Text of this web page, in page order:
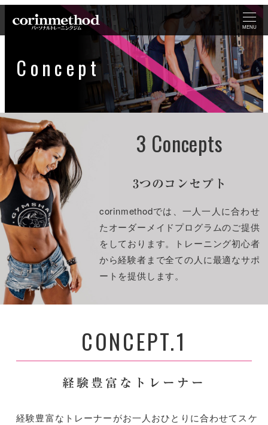
MENU
Concept
3 Concepts
3つのコンセプト
corinmethodでは、一人一人に合わせ
たオーダーメイドプログラムのご提供
をしております。トレーニング初心者
から経験者まで全ての人に最適なサポ
ートを提供します。
CONCEPT.1
経験豊富なトレーナー
経験豊富なトレーナーがお一人おひとりに合わせてスケ